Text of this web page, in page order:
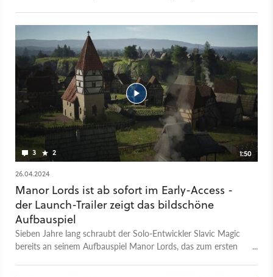
großen Anklang in der Community gefunden hat. Weil es so
viele tolle Spiele 2024 gibt, konzentrieren wir uns in dieser
Liste entsprechend auf wirklich auf komplett neue Titel.
Entsprechend werdet ihr hier keine Remaster oder Remakes
finden. Los geht's!
3 2
1:50
26.04.2024
Manor Lords ist ab sofort im Early-Access -
der Launch-Trailer zeigt das bildschöne
Aufbauspiel
Sieben Jahre lang schraubt der Solo-Entwickler Slavic Magic
bereits an seinem Aufbauspiel Manor Lords, das zum ersten